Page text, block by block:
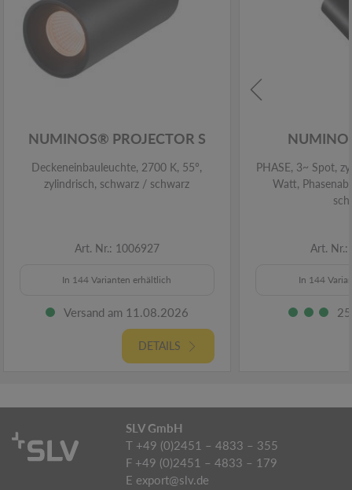
NUMINOS® PROJECTOR S
Deckeneinbauleuchte, 2700 K, 55°,
zylindrisch, schwarz / schwarz
Art. Nr.: 1006927
In 144 Varianten erhältlich
Versand am 11.08.2026
DETAILS
PHASE, 3~ Spot,
Watt,
Art.
In 144
SLV GmbH
T +49 (0)2451 – 4833 – 355
F +49 (0)2451 – 4833 – 179
E export@slv.de